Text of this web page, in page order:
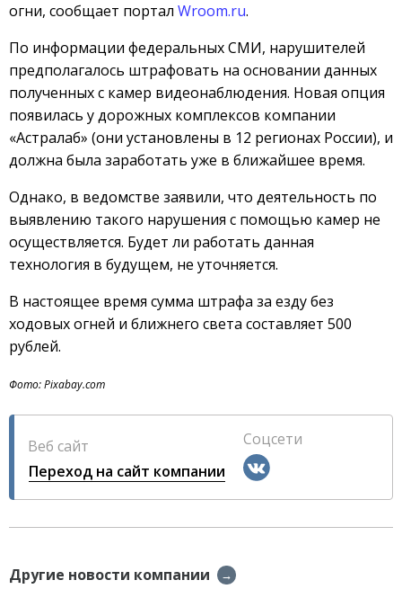
огни, сообщает портал Wroom.ru.
По информации федеральных СМИ, нарушителей
предполагалось штрафовать на основании данных
полученных с камер видеонаблюдения. Новая опция
появилась у дорожных комплексов компании
«Астралаб» (они установлены в 12 регионах России), и
должна была заработать уже в ближайшее время.
Однако, в ведомстве заявили, что деятельность по
выявлению такого нарушения с помощью камер не
осуществляется. Будет ли работать данная
технология в будущем, не уточняется.
В настоящее время сумма штрафа за езду без
ходовых огней и ближнего света составляет 500
рублей.
Фото: Pixabay.com
Веб сайт
Переход на сайт компании
Соцсети
Другие новости компании →